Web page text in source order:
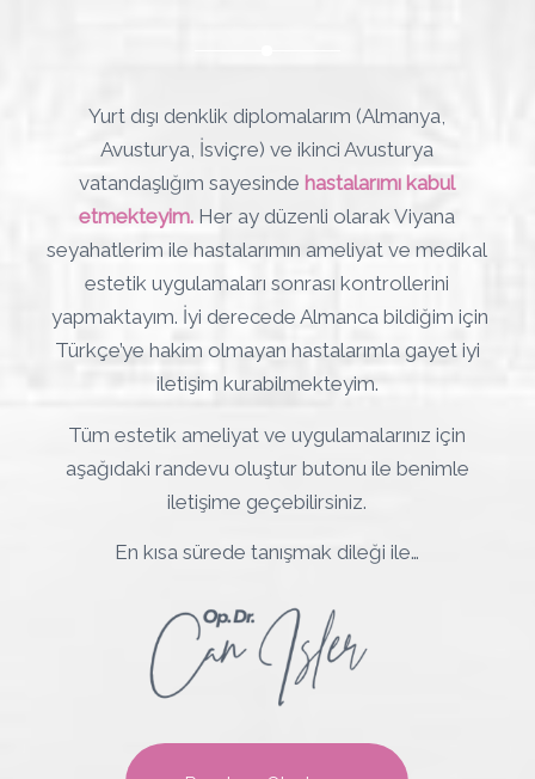
Yurt dışı denklik diplomalarım (Almanya,
Avusturya, İsviçre) ve ikinci Avusturya
vatandaşlığım sayesinde hastalarımı kabul
etmekteyim. Her ay düzenli olarak Viyana
seyahatlerim ile hastalarımın ameliyat ve medikal
estetik uygulamaları sonrası kontrollerini
yapmaktayım. İyi derecede Almanca bildiğim için
Türkçe’ye hakim olmayan hastalarımla gayet iyi
iletişim kurabilmekteyim.
Tüm estetik ameliyat ve uygulamalarınız için
aşağıdaki randevu oluştur butonu ile benimle
iletişime geçebilirsiniz.
En kısa sürede tanışmak dileği ile…